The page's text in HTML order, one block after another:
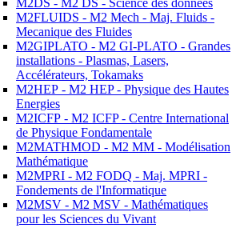
M2DS - M2 DS - Science des données
M2FLUIDS - M2 Mech - Maj. Fluids -
Mecanique des Fluides
M2GIPLATO - M2 GI-PLATO - Grandes
installations - Plasmas, Lasers,
Accélérateurs, Tokamaks
M2HEP - M2 HEP - Physique des Hautes
Energies
M2ICFP - M2 ICFP - Centre International
de Physique Fondamentale
M2MATHMOD - M2 MM - Modélisation
Mathématique
M2MPRI - M2 FODQ - Maj. MPRI -
Fondements de l'Informatique
M2MSV - M2 MSV - Mathématiques
pour les Sciences du Vivant